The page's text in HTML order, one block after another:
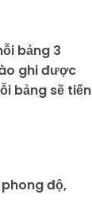
bảng 3
ghi được
bảng sẽ tiến
độ,